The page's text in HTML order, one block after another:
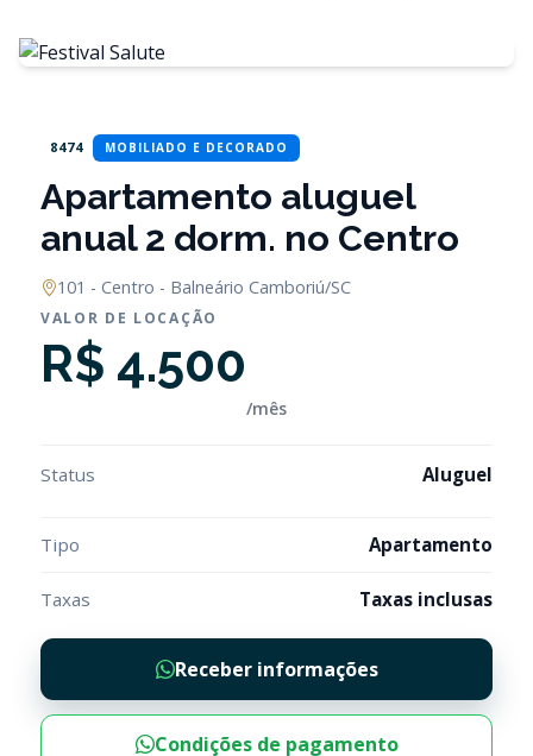
8474 MOBILIADO E DECORADO
Apartamento aluguel
anual 2 dorm. no Centro
101 - Centro - Balneário Camboriú/SC
VALOR DE LOCAÇÃO
R$ 4.500
/mês
Status Aluguel
Tipo Apartamento
Taxas Taxas inclusas
Receber informações
Condições de pagamento